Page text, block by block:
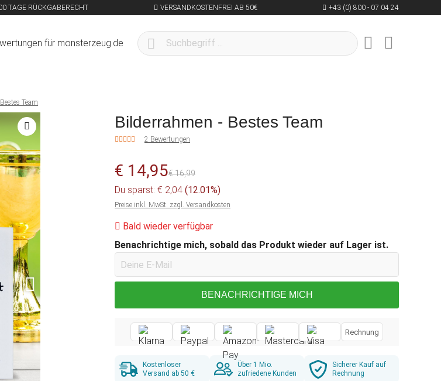
TAGE RÜCKGABERECHT VERSANDKOSTENFREI AB 50€ +43 (0) 800 - 07 04 24
Team
Bilderrahmen - Bestes Team
2 Bewertungen
€ 14,95€ 16,99
Du sparst: € 2,04 (12.01%)
Preise inkl. MwSt. zzgl. Versandkosten
Bald wieder verfügbar
Benachrichtige mich, sobald das Produkt wieder auf Lager ist.
BENACHRICHTIGE MICH
Rechnung
Kostenloser
Versand ab 50 €
Über 1 Mio.
zufriedene Kunden
Sicherer Kauf auf
Rechnung